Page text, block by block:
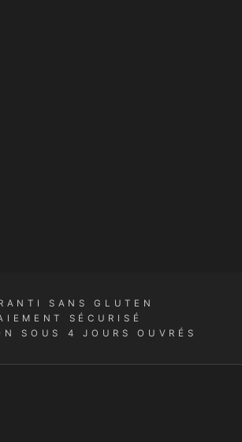
SANS GLUTEN
SÉCURISÉ
SOUS 4 JOURS OUVRÉS